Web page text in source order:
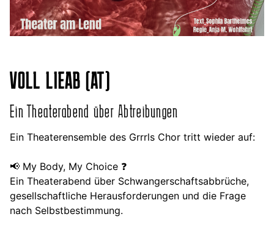
VOLL LIEAB (AT)
Ein Theaterabend über Abtreibungen
Ein Theaterensemble des Grrrls Chor tritt wieder auf:
📢 My Body, My Choice ❓
Ein Theaterabend über Schwangerschaftsabbrüche,
gesellschaftliche Herausforderungen und die Frage
nach Selbstbestimmung.